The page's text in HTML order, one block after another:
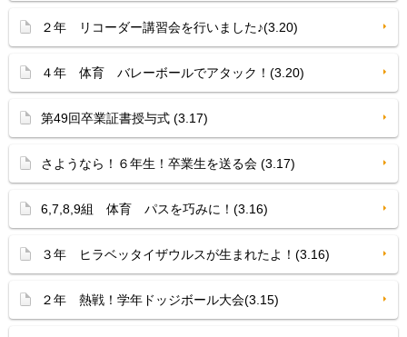
２年 リコーダー講習会を行いました♪(3.20)
４年 体育 バレーボールでアタック！(3.20)
第49回卒業証書授与式 (3.17)
さようなら！６年生！卒業生を送る会 (3.17)
6,7,8,9組 体育 パスを巧みに！(3.16)
３年 ヒラベッタイザウルスが生まれたよ！(3.16)
２年 熱戦！学年ドッジボール大会(3.15)